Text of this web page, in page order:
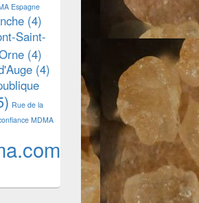
Espagne
(4)
Saint-
(4)
(4)
Rue de la
MDMA